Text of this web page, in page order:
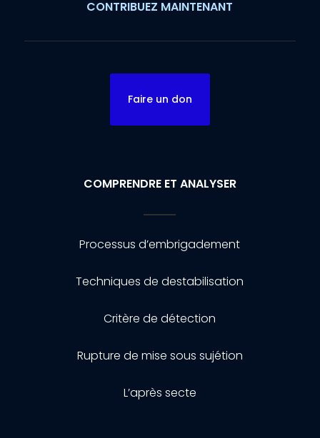
CONTRIBUEZ MAINTENANT
Faire un don
COMPRENDRE ET ANALYSER
Processus d’embrigadement
Techniques de destabilisation
Critère de détection
Rupture de mise sous sujétion
L’après secte